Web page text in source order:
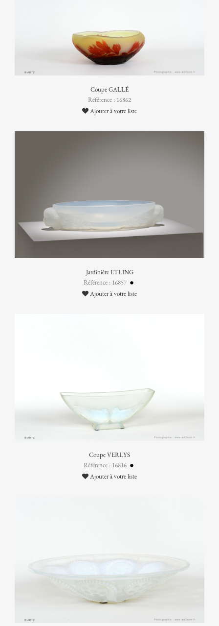
Coupe GALLÉ
Référence : 16862
Ajouter à votre liste
Jardinière ETLING
Référence : 16857
Ajouter à votre liste
Coupe VERLYS
Référence : 16816
Ajouter à votre liste